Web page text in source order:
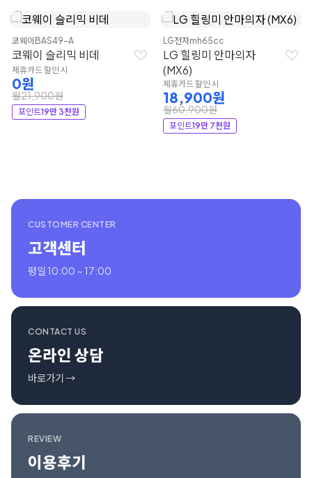
코웨이 BAS49-A
코웨이 슬리믹 비데
제휴카드 할인 시
0원
월21,900원
포인트19만 3천원
LG전자mh65cc
LG 힐링미 안마의자
(MX6)
제휴카드 할인 시
18,900원
월60,900원
포인트19만 7천원
CUSTOMER CENTER
고객센터
평일 10:00 ~ 17:00
CONTACT US
온라인 상담
바로가기 →
REVIEW
이용후기